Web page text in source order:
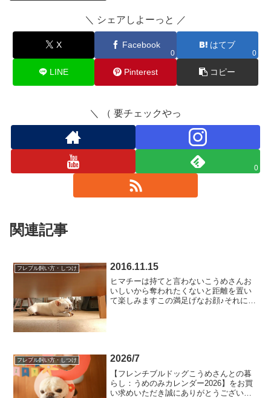
＼ シェアしよーっと ／
X Facebook
0
はてブ
0
LINE Pinterest コピー
＼ （ 要チェックやっ
0
関連記事
フレブル飼い方・しつけ 2016.11.15
ヒマチーは持てと言わないこうめさんお
いしいから奪われたくないと距離を置い
て楽しみますこの満足げなお顔♪それにし
フレブル飼い方・しつけ 2026/7
【フレンチブルドッグこうめさんとの暮
らし：うめのみカレンダー2026】をお買
い求めいただき誠にありがとうございま